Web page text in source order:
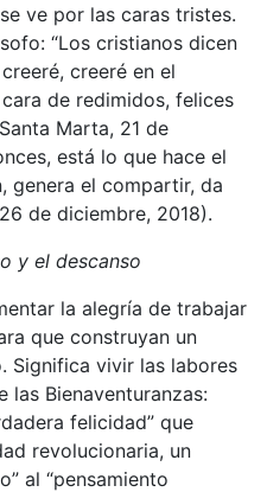
ve por las caras tristes.
“Los cristianos dicen
creeré en el
de redimidos, felices
Marta, 21 de
está lo que hace el
genera el compartir, da
de diciembre, 2018).
y el descanso
la alegría de trabajar
que construyan un
Significa vivir las labores
las Bienaventuranzas:
felicidad” que
revolucionaria, un
al “pensamiento